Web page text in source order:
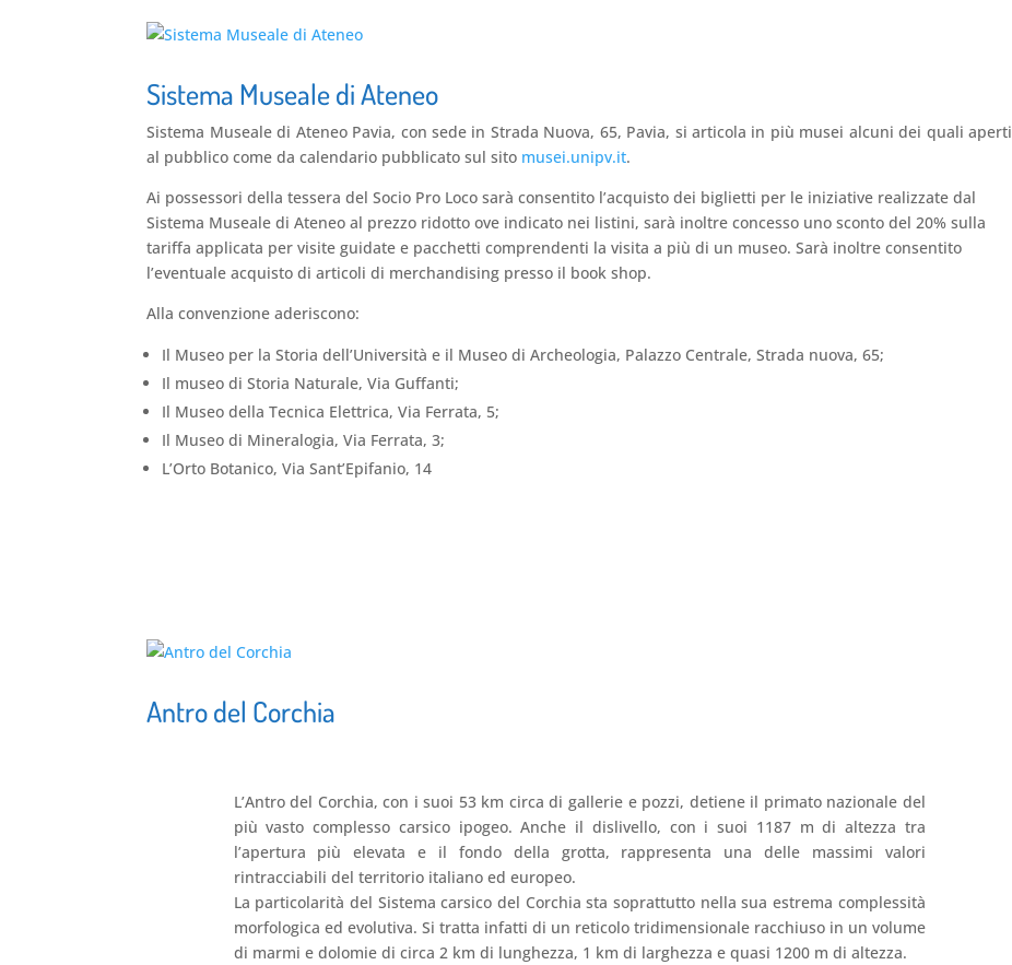
Sistema Museale di Ateneo
Sistema Museale di Ateneo Pavia, con sede in Strada Nuova, 65, Pavia, si articola in più musei alcuni dei quali aperti
al pubblico come da calendario pubblicato sul sito musei.unipv.it.
Ai possessori della tessera del Socio Pro Loco sarà consentito l’acquisto dei biglietti per le iniziative realizzate dal
Sistema Museale di Ateneo al prezzo ridotto ove indicato nei listini, sarà inoltre concesso uno sconto del 20% sulla
tariffa applicata per visite guidate e pacchetti comprendenti la visita a più di un museo. Sarà inoltre consentito
l’eventuale acquisto di articoli di merchandising presso il book shop.
Alla convenzione aderiscono:
Il Museo per la Storia dell’Università e il Museo di Archeologia, Palazzo Centrale, Strada nuova, 65;
Il museo di Storia Naturale, Via Guffanti;
Il Museo della Tecnica Elettrica, Via Ferrata, 5;
Il Museo di Mineralogia, Via Ferrata, 3;
L’Orto Botanico, Via Sant’Epifanio, 14
Antro del Corchia
L’Antro del Corchia, con i suoi 53 km circa di gallerie e pozzi, detiene il primato nazionale del
più vasto complesso carsico ipogeo. Anche il dislivello, con i suoi 1187 m di altezza tra
l’apertura più elevata e il fondo della grotta, rappresenta una delle massimi valori
rintracciabili del territorio italiano ed europeo.
La particolarità del Sistema carsico del Corchia sta soprattutto nella sua estrema complessità
morfologica ed evolutiva. Si tratta infatti di un reticolo tridimensionale racchiuso in un volume
di marmi e dolomie di circa 2 km di lunghezza, 1 km di larghezza e quasi 1200 m di altezza.